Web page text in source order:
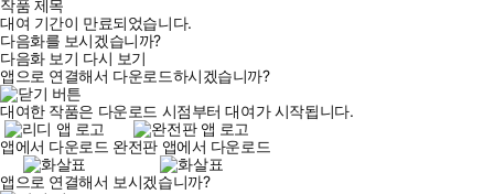
메타가 선보인 신생 SNS 스레드(Threads)는 뜨겁게 떠오른 플랫
폼이다. 뉴스 기사에서는 '스레드 일일 사용자 수가 트위터(X)를 뛰
어넘었다', '텍스트힙을 선도하는 스레드가 835% 폭풍 성장했다'는
보도가 이어지고 있다.
사진을 찍을 필요도 영상을 만들 필요도 없는, 오로지 짧은 글만으로
작품 제목
대여 기간이 만료되었습니다.
다음화를 보시겠습니까?
다음화 보기 다시 보기
앱으로 연결해서 다운로드하시겠습니까?
대여한 작품은 다운로드 시점부터 대여가 시작됩니다.
앱에서 다운로드 완전판 앱에서 다운로드
앱으로 연결해서 보시겠습니까?